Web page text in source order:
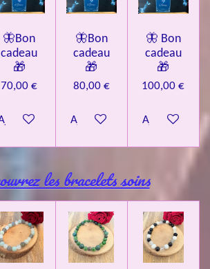
🦋Bon
cadeau
🎁
70,00 €
au panier
🦋Bon
cadeau
🎁
80,00 €
Ajouter au panier
🦋 Bon
cadeau
🎁
100,00 €
Ajouter au
les bracelets soins